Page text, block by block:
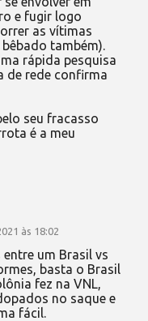
e fugir logo
as vítimas
também).
rápida pesquisa
de rede confirma
seu fracasso
é a meu
às 18:02
um Brasil vs
basta o Brasil
fez na VNL,
no saque e
fácil.